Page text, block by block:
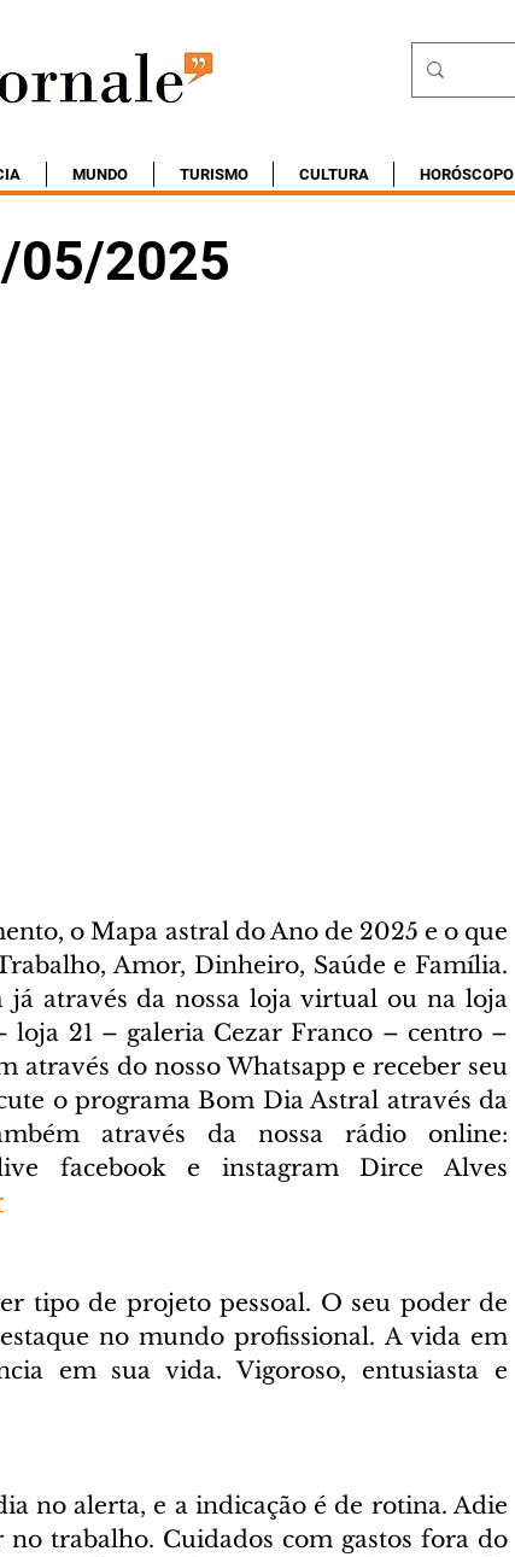
MUNDO TURISMO CULTURA HORÓSCOPO
05/2025
o Mapa astral do Ano de 2025 e o que
Amor, Dinheiro, Saúde e Família.
já através da nossa loja virtual ou na loja
21 – galeria Cezar Franco – centro –
através do nosso Whatsapp e receber seu
o programa Bom Dia Astral através da
facebook e instagram Dirce Alves
tipo de projeto pessoal. O seu poder de
no mundo profissional. A vida em
em sua vida. Vigoroso, entusiasta e
no alerta, e a indicação é de rotina. Adie
trabalho. Cuidados com gastos fora do